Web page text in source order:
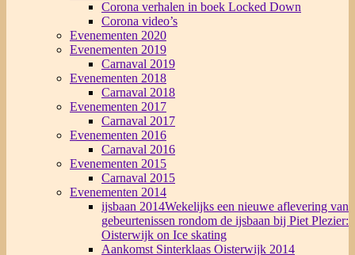
Corona verhalen in boek Locked Down
Corona video’s
Evenementen 2020
Evenementen 2019
Carnaval 2019
Evenementen 2018
Carnaval 2018
Evenementen 2017
Carnaval 2017
Evenementen 2016
Carnaval 2016
Evenementen 2015
Carnaval 2015
Evenementen 2014
ijsbaan 2014Wekelijks een nieuwe aflevering van
gebeurtenissen rondom de ijsbaan bij Piet Plezier:
Oisterwijk on Ice skating
Aankomst Sinterklaas Oisterwijk 2014